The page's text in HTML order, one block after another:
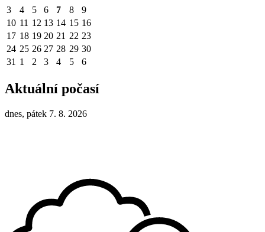
3
4 5 6 7 8
9
10 11 12 13 14 15 16
17 18 19 20 21 22 23
24 25 26 27 28 29 30
31 1 2 3 4 5 6
Aktuální počasí
dnes, pátek 7. 8. 2026